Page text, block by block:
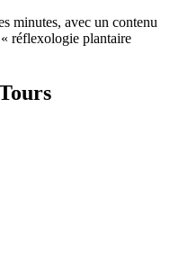
minutes, avec un contenu
réflexologie plantaire